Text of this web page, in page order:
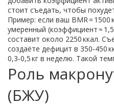
стоит съедать, чтобы
Пример: если ваш BMR = 1500
умеренный (коэффициент ≈
составит около 2250 ккал.
создаёте дефицит в 350‑450
0,3‑0,5 кг в неделю. Такой
Роль
(БЖУ)